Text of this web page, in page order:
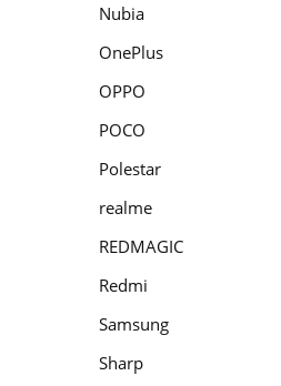
Nubia
OnePlus
OPPO
POCO
Polestar
realme
REDMAGIC
Redmi
Samsung
Sharp